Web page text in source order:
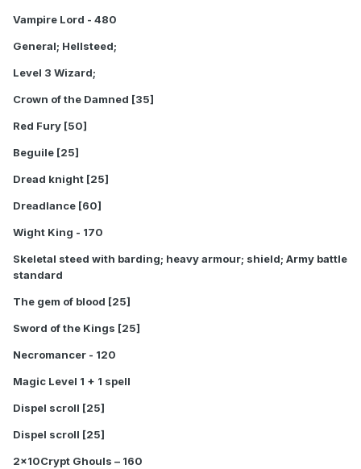
Vampire Lord - 480
General; Hellsteed;
Level 3 Wizard;
Crown of the Damned [35]
Red Fury [50]
Beguile [25]
Dread knight [25]
Dreadlance [60]
Wight King - 170
Skeletal steed with barding; heavy armour; shield; Army battle
standard
The gem of blood [25]
Sword of the Kings [25]
Necromancer - 120
Magic Level 1 + 1 spell
Dispel scroll [25]
Dispel scroll [25]
2x10Crypt Ghouls – 160